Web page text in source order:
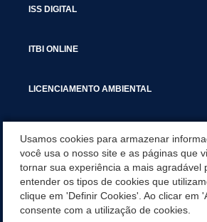
ISS DIGITAL
ITBI ONLINE
LICENCIAMENTO AMBIENTAL
SERVIÇOS
SERVIÇOS DO DEPARTAMENTO DE
Usamos cookies para armazenar
você usa o nosso site e as páginas que
tornar sua experiência a mais agradável
entender os tipos de cookies que
clique em 'Definir Cookies'. Ao clicar em
consente com a utilização de cookies.